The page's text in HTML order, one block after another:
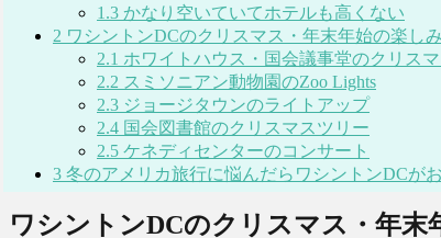
1.3 かなり空いていてホテルも高くない
2 ワシントンDCのクリスマス・年末年始の楽し
2.1 ホワイトハウス・国会議事堂のクリス
2.2 スミソニアン動物園のZoo Lights
2.3 ジョージタウンのライトアップ
2.4 国会図書館のクリスマスツリー
2.5 ケネディセンターのコンサート
3 冬のアメリカ旅行に悩んだらワシントンDCが
ワシントンDCのクリスマス・年末